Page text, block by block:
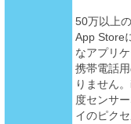
50万以上
App Store
なアプリ
携帯電話
りません
度センサ
イのピク